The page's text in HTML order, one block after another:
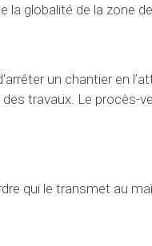
la globalité de la zone
un chantier en
travaux. Le procès-
qui le transmet au